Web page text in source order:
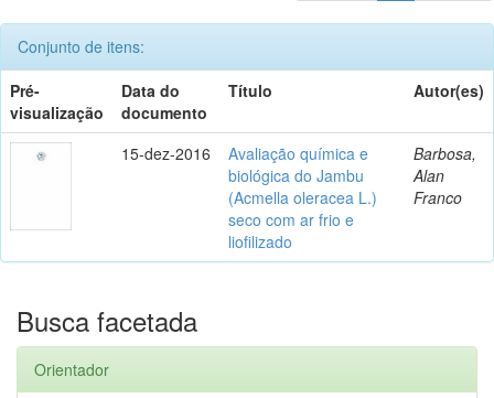
Conjunto de itens:
Pré-
visualização
Data do
documento
Título Autor(es)
15-dez-2016
Avaliação química e
biológica do Jambu
(Acmella oleracea L.)
seco com ar frio e
liofilizado
Barbosa,
Alan
Franco
Busca facetada
Orientador